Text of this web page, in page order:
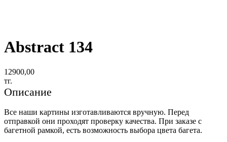
Abstract 134
12900,00
тг.
Описание
Все наши картины изготавливаются вручную. Перед
отправкой они проходят проверку качества. При заказе с
багетной рамкой, есть возможность выбора цвета багета.